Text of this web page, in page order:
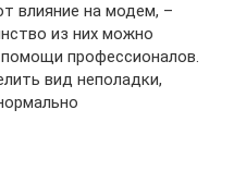
влияние на модем, –
из них можно
профессионалов.
вид неполадки,